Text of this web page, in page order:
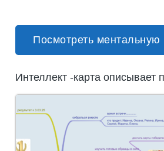
Посмотреть ментальную
Интеллект -карта описывает